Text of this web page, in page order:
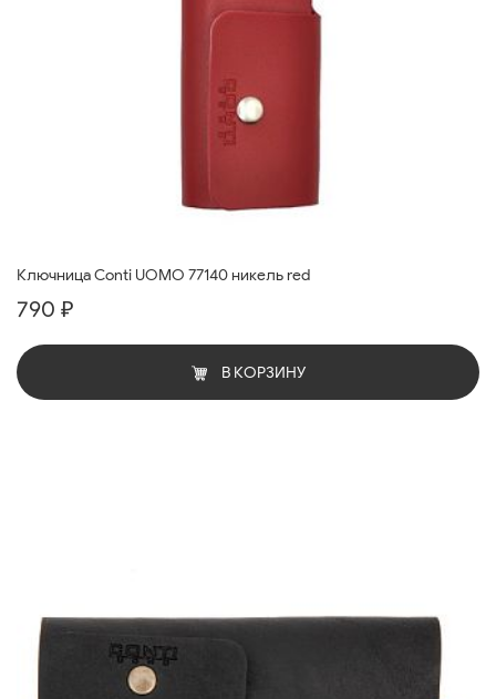
Ключница Conti UOMO 77140 никель red
790 ₽
В КОРЗИНУ